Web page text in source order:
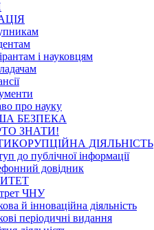
і науковцям
про науку
БЕЗПЕКА
ЗНАТИ!
ДІЯЛЬНІСТЬ
до публічної інформації
довідник
ЧНУ
й інноваційна діяльність
періодичні видання